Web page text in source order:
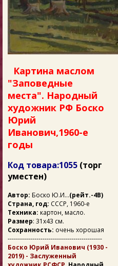
Картина маслом
"Заповедные
места". Народный
художник РФ Боско
Юрий
Иванович,1960-е
годы
Код товара:1055 (торг
уместен)
Автор: Боско Ю.И...(рейт.-4В)
Страна, год: СССР, 1960-е
Техника: картон, масло.
Размер: 31х43 см.
Сохранность: очень хорошая
----------------------------------------------
Боско Юрий Иванович (1930 -
2019) - Заслуженный